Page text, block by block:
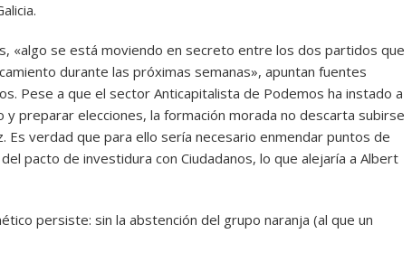
«algo se está moviendo en secreto entre los dos partidos que
durante las próximas semanas», apuntan fuentes
Pese a que el sector Anticapitalista de Podemos ha instado a
y preparar elecciones, la formación morada no descarta subirse
Es verdad que para ello sería necesario enmendar puntos de
pacto de investidura con Ciudadanos, lo que alejaría a Albert
persiste: sin la abstención del grupo naranja (al que un